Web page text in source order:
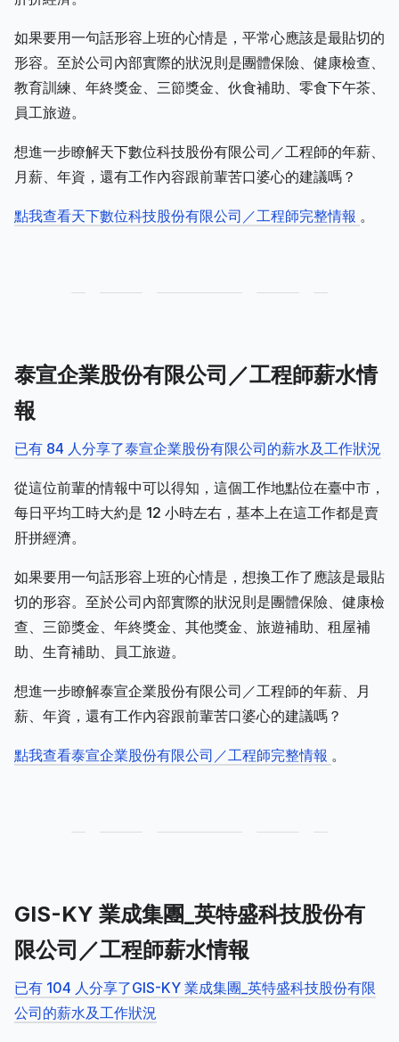
如果要用一句話形容上班的心情是，平常心應該是最貼切的
形容。至於公司內部實際的狀況則是團體保險、健康檢查、
教育訓練、年終獎金、三節獎金、伙食補助、零食下午茶、
員工旅遊。
想進一步瞭解天下數位科技股份有限公司／工程師的年薪、
月薪、年資，還有工作內容跟前輩苦口婆心的建議嗎？
點我查看天下數位科技股份有限公司／工程師完整情報 。
泰宣企業股份有限公司／工程師薪水情
報
已有 84 人分享了泰宣企業股份有限公司的薪水及工作狀況
從這位前輩的情報中可以得知，這個工作地點位在臺中市，
每日平均工時大約是 12 小時左右，基本上在這工作都是賣
肝拼經濟。
如果要用一句話形容上班的心情是，想換工作了應該是最貼
切的形容。至於公司內部實際的狀況則是團體保險、健康檢
查、三節獎金、年終獎金、其他獎金、旅遊補助、租屋補
助、生育補助、員工旅遊。
想進一步瞭解泰宣企業股份有限公司／工程師的年薪、月
薪、年資，還有工作內容跟前輩苦口婆心的建議嗎？
點我查看泰宣企業股份有限公司／工程師完整情報 。
GIS-KY 業成集團_英特盛科技股份有
限公司／工程師薪水情報
已有 104 人分享了GIS-KY 業成集團_英特盛科技股份有限
公司的薪水及工作狀況